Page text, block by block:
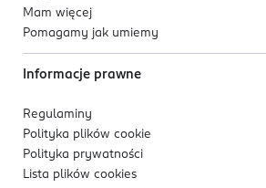
Mam więcej
Pomagamy jak umiemy
Informacje prawne
Regulaminy
Polityka plików cookie
Polityka prywatności
Lista plików cookies